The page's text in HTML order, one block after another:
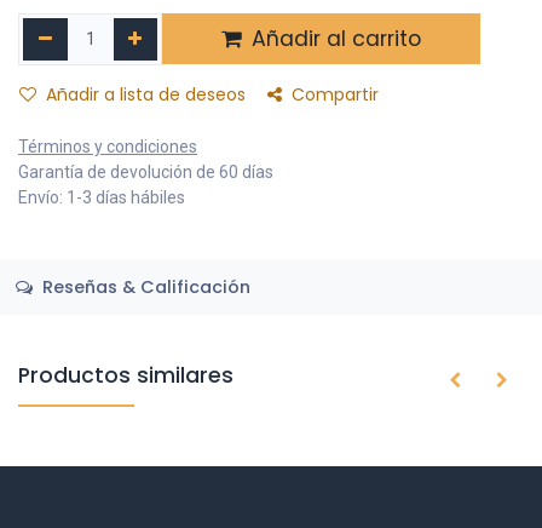
Añadir al carrito
Añadir a lista de deseos Compartir
Términos y condiciones
Garantía de devolución de 60 días
Envío: 1-3 días hábiles
Reseñas & Calificación
Productos similares